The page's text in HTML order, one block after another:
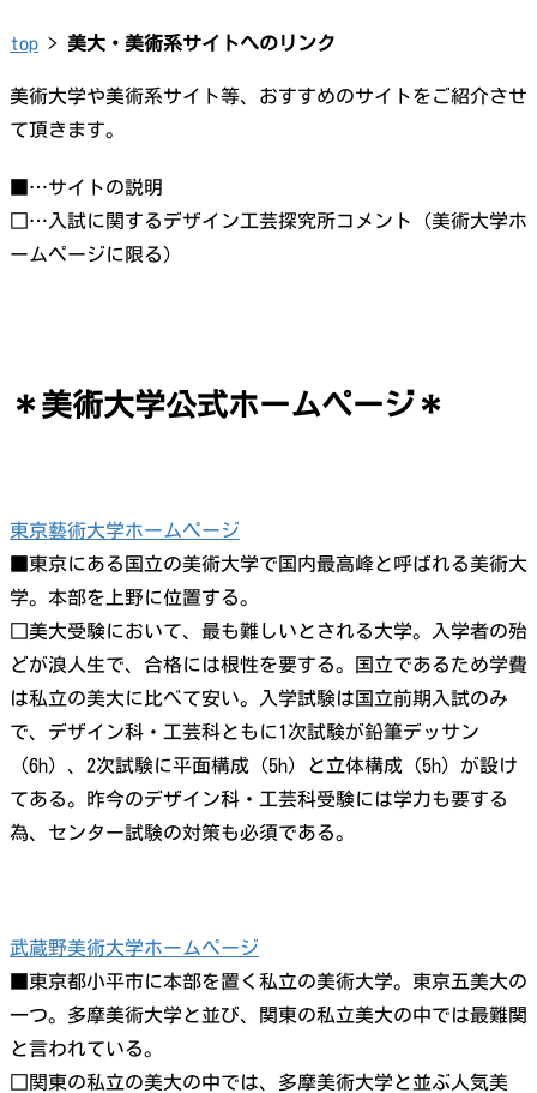
top > 美大・美術系サイトへのリンク
美術大学や美術系サイト等、おすすめのサイトをご紹介させ
て頂きます。
■…サイトの説明
□…入試に関するデザイン工芸探究所コメント（美術大学ホ
ームページに限る）
＊美術大学公式ホームページ＊
東京藝術大学ホームページ
■東京にある国立の美術大学で国内最高峰と呼ばれる美術大
学。本部を上野に位置する。
□美大受験において、最も難しいとされる大学。入学者の殆
どが浪人生で、合格には根性を要する。国立であるため学費
は私立の美大に比べて安い。入学試験は国立前期入試のみ
で、デザイン科・工芸科ともに1次試験が鉛筆デッサン
（6h）、2次試験に平面構成（5h）と立体構成（5h）が設け
てある。昨今のデザイン科・工芸科受験には学力も要する
為、センター試験の対策も必須である。
武蔵野美術大学ホームページ
■東京都小平市に本部を置く私立の美術大学。東京五美大の
一つ。多摩美術大学と並び、関東の私立美大の中では最難関
と言われている。
□関東の私立の美大の中では、多摩美術大学と並ぶ人気美